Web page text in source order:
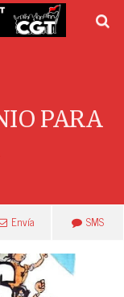
PARA
Envía SMS